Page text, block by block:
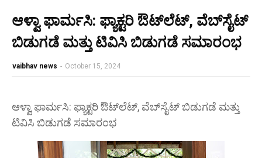
ಆಳ್ವಾ ಫಾರ್ಮಸಿ: ಫ್ಯಾಕ್ಟರಿ ಔಟ್‌ಲೆಟ್, ವೆಬ್‌ಸೈಟ್
ಬಿಡುಗಡೆ ಮತ್ತು ಟಿವಿಸಿ ಬಿಡುಗಡೆ ಸಮಾರಂಭ
vaibhav news - October 15, 2024
ಆಳ್ವಾ ಫಾರ್ಮಸಿ: ಫ್ಯಾಕ್ಟರಿ ಔಟ್‌ಲೆಟ್, ವೆಬ್‌ಸೈಟ್ ಬಿಡುಗಡೆ ಮತ್ತು
ಟಿವಿಸಿ ಬಿಡುಗಡೆ ಸಮಾರಂಭ